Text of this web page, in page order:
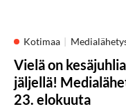
Kotimaa
Vielä on kesäjuhlia
jäljellä!
23. elokuuta